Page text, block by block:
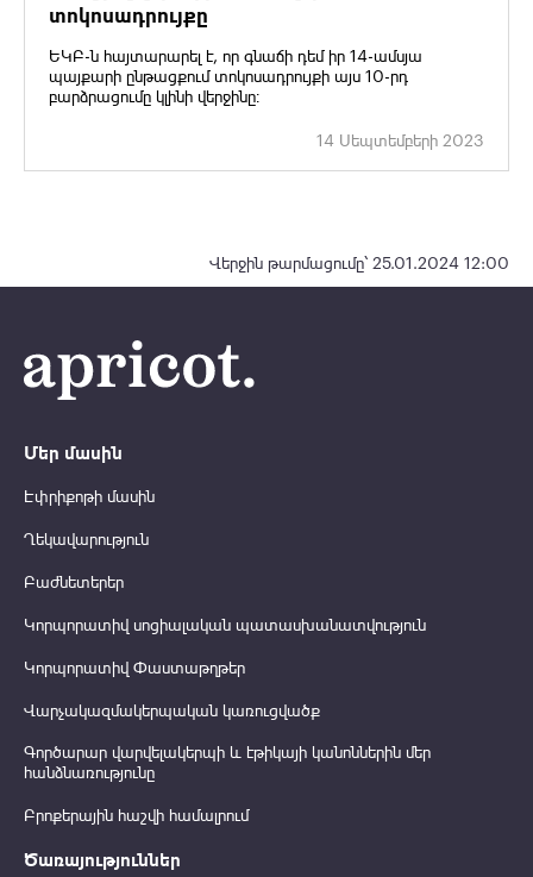
տոկոսադրույքը
ԵԿԲ-ն հայտարարել է, որ գնաճի դեմ իր 14-ամսյա
պայքարի ընթացքում տոկոսադրույքի այս 10-րդ
բարձրացումը կլինի վերջինը։
14 Սեպտեմբերի 2023
Վերջին թարմացումը՝ 25.01.2024 12:00
Մեր մասին
Էփրիքոթի մասին
Ղեկավարություն
Բաժնետերեր
Կորպորատիվ սոցիալական պատասխանատվություն
Կորպորատիվ Փաստաթղթեր
Վարչակազմակերպական կառուցվածք
Գործարար վարվելակերպի և էթիկայի կանոններին մեր
հանձնառությունը
Բրոքերային հաշվի համալրում
Ծառայություններ